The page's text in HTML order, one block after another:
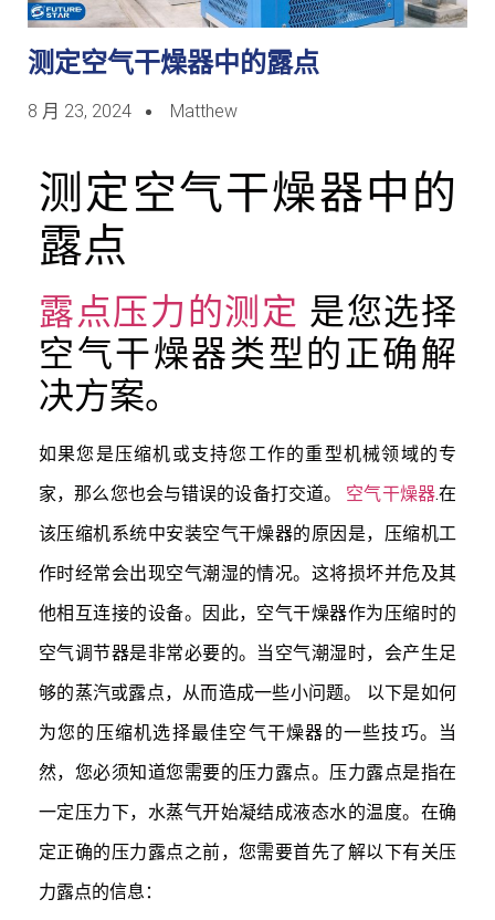
测定空气干燥器中的露点
8 月 23, 2024 Matthew
测定空气干燥器中的
露点
露点压力的测定 是您选择
空气干燥器类型的正确解
决方案。
如果您是压缩机或支持您工作的重型机械领域的专
家，那么您也会与错误的设备打交道。 空气干燥器.在
该压缩机系统中安装空气干燥器的原因是，压缩机工
作时经常会出现空气潮湿的情况。这将损坏并危及其
他相互连接的设备。因此，空气干燥器作为压缩时的
空气调节器是非常必要的。当空气潮湿时，会产生足
够的蒸汽或露点，从而造成一些小问题。 以下是如何
为您的压缩机选择最佳空气干燥器的一些技巧。当
然，您必须知道您需要的压力露点。压力露点是指在
一定压力下，水蒸气开始凝结成液态水的温度。在确
定正确的压力露点之前，您需要首先了解以下有关压
力露点的信息：